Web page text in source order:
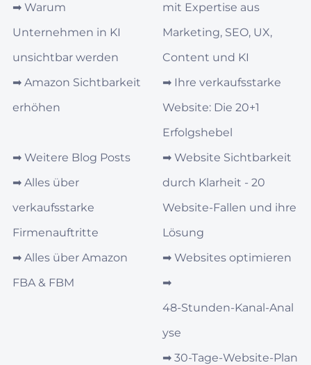
➡︎ Warum
Unternehmen in KI
unsichtbar werden
➡︎ Amazon Sichtbarkeit
erhöhen
➡︎ Weitere Blog Posts
➡︎ Alles über
verkaufsstarke
Firmenauftritte
➡︎ Alles über Amazon
FBA & FBM
mit Expertise aus
Marketing, SEO, UX,
Content und KI
➡︎ Ihre verkaufsstarke
Website: Die 20+1
Erfolgshebel
➡︎ Website Sichtbarkeit
durch Klarheit - 20
Website-Fallen und ihre
Lösung
➡︎ Websites optimieren
➡︎
48‑Stunden‑Kanal‑Anal
yse
➡︎ 30‑Tage‑Website-Plan